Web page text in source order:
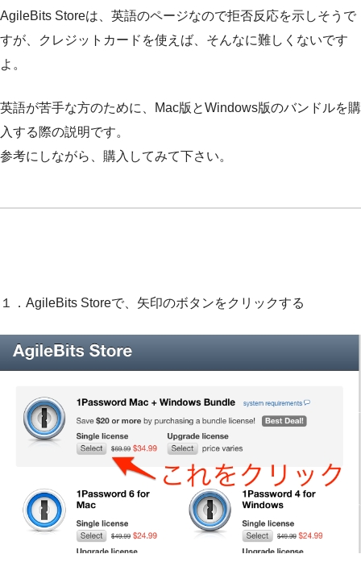
AgileBits Storeは、英語のページなので拒否反応を示しそうで
すが、クレジットカードを使えば、そんなに難しくないです
よ。
英語が苦手な方のために、Mac版とWindows版のバンドルを購
入する際の説明です。
参考にしながら、購入してみて下さい。
１．AgileBits Storeで、矢印のボタンをクリックする